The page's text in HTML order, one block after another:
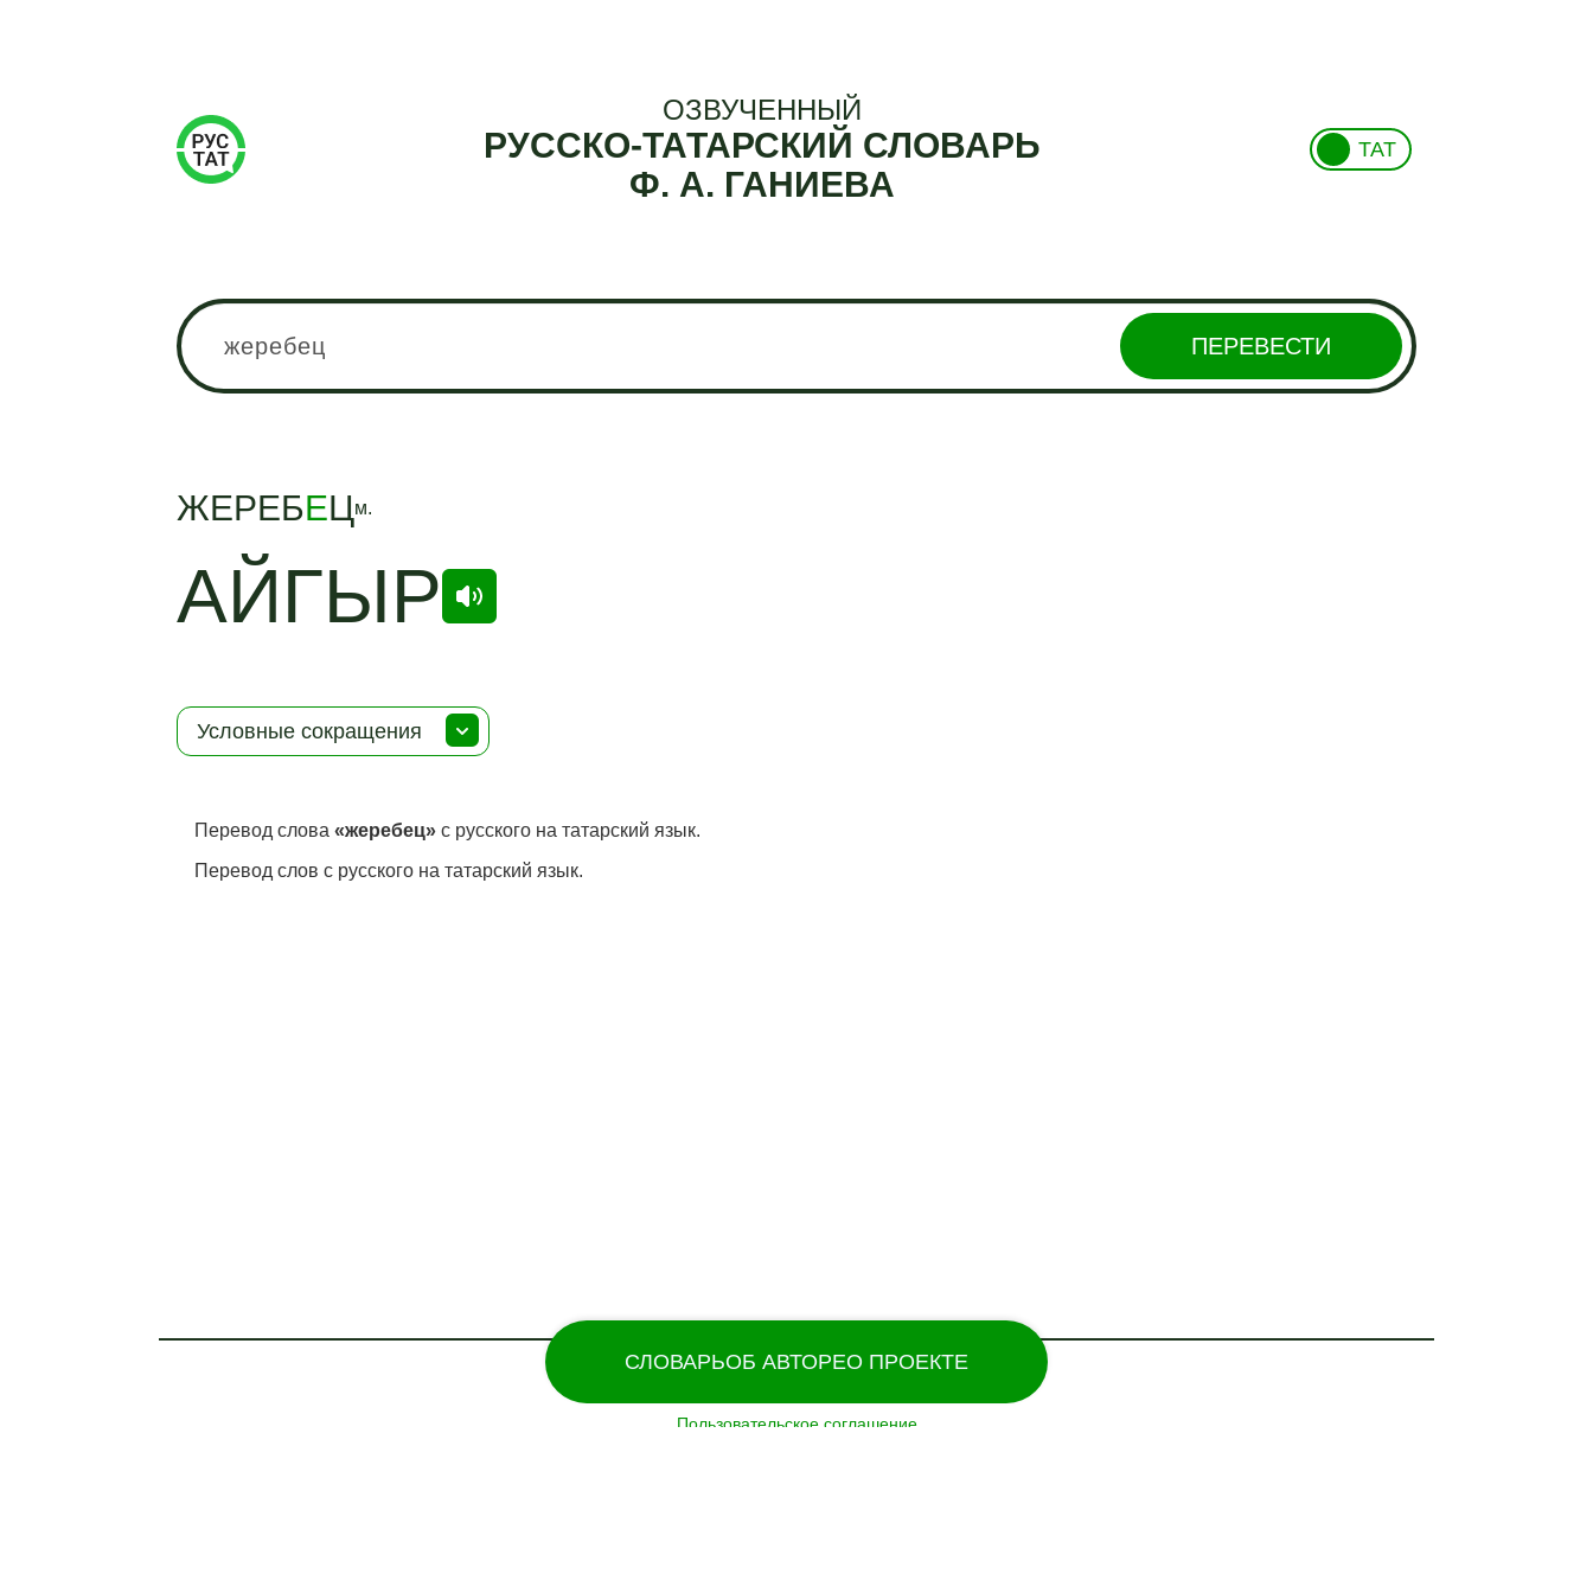
СЛОВАРЬОБ АВТОРЕО ПРОЕКТЕ
ОЗВУЧЕННЫЙ
РУССКО-ТАТАРСКИЙ СЛОВАРЬ
Ф. А. ГАНИЕВА
ТАТ
ПЕРЕВЕСТИ
ЖЕРЕБЕЦм.
АЙГЫР
Условные сокращения
Перевод слова«жеребец» с русского на татарский язык.
Перевод слов с русского на татарский язык.
Пользовательское соглашение